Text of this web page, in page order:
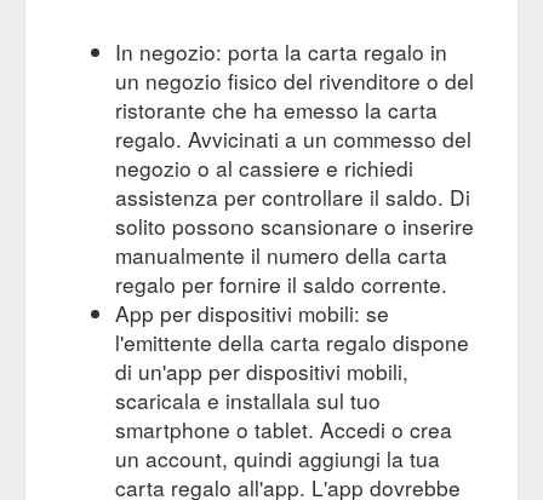
boisson rafraîchissante et un sac de plage en guise de
cadeau de bienvenue qui annonce la couleur. Ici, le chill est de
mise. Le personnel vous ...
https://www.airfrance.lu/LU/fr/common/travel-guide/face-a-la-
mer-dans-un-motel-a-l-ancienne.htm
Hotel Bel-Air, une oasis exclusive - Guide de voyage Los Angeles
Retour; Nos meilleurs tarifs et promotions · Les vols les moins
chers des 6 prochains mois; Cartes de réduction; Paperplane
- Carte cadeau et cagnotte ...
https://www.airfrance.lu/LU/fr/common/travel-guide/hotel-bel-
air-une-oasis-exclusive.htm
Chinatown, le plus grand quartier chinois d''Amérique - Guide de ...
Retour; Nos meilleurs tarifs et promotions · Les vols les moins
chers des 6 prochains mois; Cartes de réduction; Paperplane
- Carte cadeau et cagnotte ...
https://www.airfrance.lu/LU/fr/common/travel-guide/chinatown-
la-plus-grande-ville-chinoise-d-amerique.htm
In negozio: porta la carta regalo in
un negozio fisico del rivenditore o del
ristorante che ha emesso la carta
regalo. Avvicinati a un commesso del
negozio o al cassiere e richiedi
assistenza per controllare il saldo. Di
solito possono scansionare o inserire
manualmente il numero della carta
regalo per fornire il saldo corrente.
App per dispositivi mobili: se
l'emittente della carta regalo dispone
di un'app per dispositivi mobili,
scaricala e installala sul tuo
smartphone o tablet. Accedi o crea
un account, quindi aggiungi la tua
carta regalo all'app. L'app dovrebbe